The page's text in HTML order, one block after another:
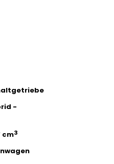
-
cm3